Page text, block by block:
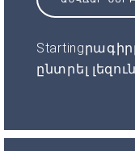
ընտրել